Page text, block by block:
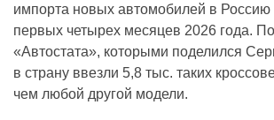
импорта новых автомобилей в Россию
первых четырех месяцев 2026 года.
«Автостата», которыми поделился
в страну ввезли 5,8 тыс. таких
чем любой другой модели.